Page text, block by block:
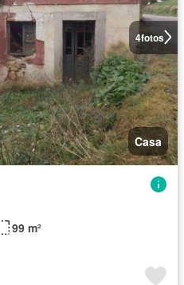
4fotos
Casa
99 m²